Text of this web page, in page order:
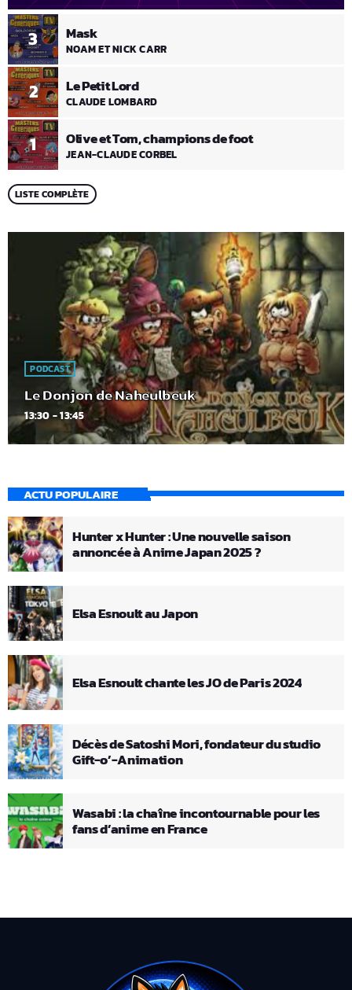
1 Olive et Tom, champions de foot
JEAN-CLAUDE CORBEL
2 Le Petit Lord
CLAUDE LOMBARD
3 Mask
NOAM ET NICK CARR
LISTE COMPLÈTE
PODCAST
Le Donjon de Naheulbeuk
13:30 - 13:45
ACTU POPULAIRE
Hunter x Hunter : Une nouvelle saison
annoncée à Anime Japan 2025 ?
Elsa Esnoult au Japon
Elsa Esnoult chante les JO de Paris 2024
Décès de Satoshi Mori, fondateur du studio
Gift-o’-Animation
Wasabi : la chaîne incontournable pour les
fans d’anime en France